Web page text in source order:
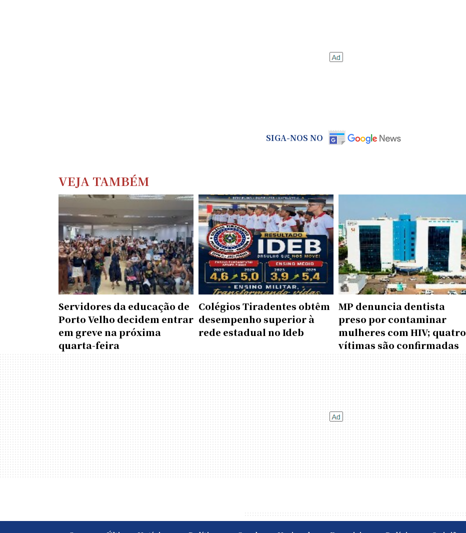
SIGA-NOS NO
VEJA TAMBÉM
Servidores da educação de
Porto Velho decidem entrar
em greve na próxima
quarta-feira
Colégios Tiradentes obtêm
desempenho superior à
rede estadual no Ideb
MP denuncia dentista
preso por contaminar
mulheres com HIV; quatro
vítimas são confirmadas